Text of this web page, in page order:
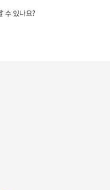
수 있나요?